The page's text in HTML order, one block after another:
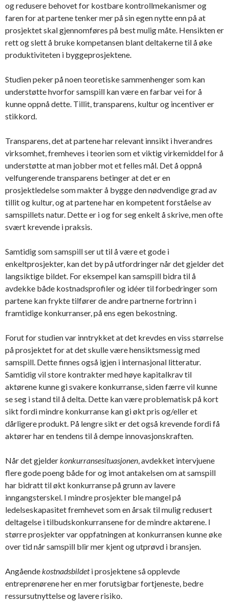
og redusere behovet for kostbare kontrollmekanismer og
faren for at partene tenker mer på sin egen nytte enn på at
prosjektet skal gjennomføres på best mulig måte. Hensikten er
rett og slett å bruke kompetansen blant deltakerne til å øke
produktiviteten i byggeprosjektene.
Studien peker på noen teoretiske sammenhenger som kan
understøtte hvorfor samspill kan være en farbar vei for å
kunne oppnå dette. Tillit, transparens, kultur og incentiver er
stikkord.
Transparens, det at partene har relevant innsikt i hverandres
virksomhet, fremheves i teorien som et viktig virkemiddel for å
understøtte at man jobber mot et felles mål. Det å oppnå
velfungerende transparens betinger at det er en
prosjektledelse som makter å bygge den nødvendige grad av
tillit og kultur, og at partene har en kompetent forståelse av
samspillets natur. Dette er i og for seg enkelt å skrive, men ofte
svært krevende i praksis.
Samtidig som samspill ser ut til å være et gode i
enkeltprosjekter, kan det by på utfordringer når det gjelder det
langsiktige bildet. For eksempel kan samspill bidra til å
avdekke både kostnadsprofiler og idéer til forbedringer som
partene kan frykte tilfører de andre partnerne fortrinn i
framtidige konkurranser, på ens egen bekostning.
Forut for studien var inntrykket at det krevdes en viss størrelse
på prosjektet for at det skulle være hensiktsmessig med
samspill. Dette finnes også igjen i internasjonal litteratur.
Samtidig vil store kontrakter med høye kapitalkrav til
aktørene kunne gi svakere konkurranse, siden færre vil kunne
se seg i stand til å delta. Dette kan være problematisk på kort
sikt fordi mindre konkurranse kan gi økt pris og/eller et
dårligere produkt. På lengre sikt er det også krevende fordi få
aktører har en tendens til å dempe innovasjonskraften.
Når det gjelderkonkurransesituasjonen, avdekket intervjuene
flere gode poeng både for og imot antakelsen om at samspill
har bidratt til økt konkurranse på grunn av lavere
inngangsterskel. I mindre prosjekter ble mangel på
ledelseskapasitet fremhevet som en årsak til mulig redusert
deltagelse i tilbudskonkurransene for de mindre aktørene. I
større prosjekter var oppfatningen at konkurransen kunne øke
over tid når samspill blir mer kjent og utprøvd i bransjen.
Angåendekostnadsbildeti prosjektene så opplevde
entreprenørene her en mer forutsigbar fortjeneste, bedre
ressursutnyttelse og lavere risiko.